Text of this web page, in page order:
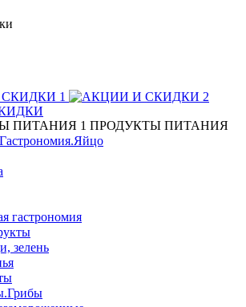
ПРОДУКТЫ ПИТАНИЯ
гастрономия
зелень